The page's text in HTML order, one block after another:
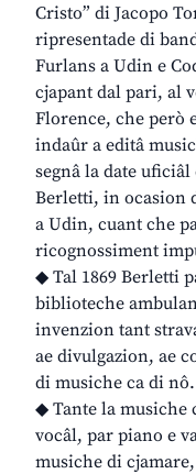
Cristo” di Jacopo
ripresentade di
Furlans a Udin e
cjapant dal pari, al
Florence, che però
indaûr a editâ
segnâ la date
Berletti, in ocasion
a Udin, cuant che
ricognossiment
◆ Tal 1869 Berletti
biblioteche
invenzion tant
ae divulgazion, ae
di musiche ca di nô.
◆ Tante la musiche
vocâl, par piano e
musiche di